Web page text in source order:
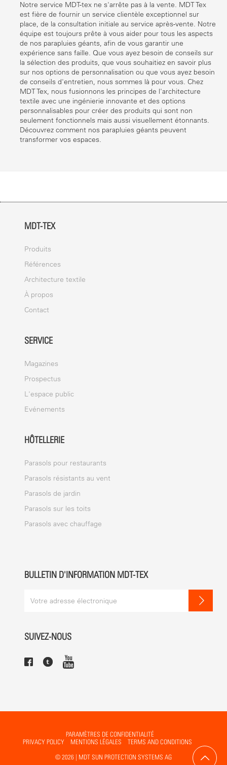
Notre service MDT-tex ne s'arrête pas à la vente. MDT Tex
est fière de fournir un service clientèle exceptionnel sur
place, de la consultation initiale au service après-vente. Notre
équipe est toujours prête à vous aider pour tous les aspects
de nos parapluies géants, afin de vous garantir une
expérience sans faille. Que vous ayez besoin de conseils sur
la sélection des produits, que vous souhaitiez en savoir plus
sur nos options de personnalisation ou que vous ayez besoin
de conseils d'entretien, nous sommes là pour vous. Chez
MDT Tex, nous fusionnons les principes de l'architecture
textile avec une ingénierie innovante et des options
personnalisables pour créer des produits qui sont non
seulement fonctionnels mais aussi visuellement étonnants.
Découvrez comment nos parapluies géants peuvent
transformer vos espaces.
MDT-TEX
Produits
Références
Architecture textile
À propos
Contact
SERVICE
Magazines
Prospectus
L'espace public
Evénements
HÔTELLERIE
Parasols pour restaurants
Parasols résistants au vent
Parasols de jardin
Parasols sur les toits
Parasols avec chauffage
BULLETIN D'INFORMATION MDT-TEX
SUIVEZ-NOUS
PARAMÈTRES DE CONFIDENTIALITÉ
PRIVACY POLICY
MENTIONS LÉGALES
TERMS AND CONDITIONS
© 2026 | MDT SUN PROTECTION SYSTEMS AG